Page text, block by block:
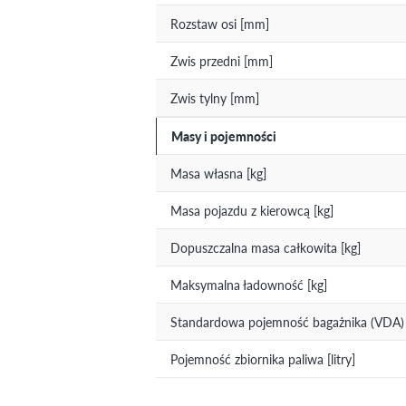
Rozstaw osi [mm]
Zwis przedni [mm]
Zwis tylny [mm]
Masy i pojemności
Masa własna [kg]
Masa pojazdu z kierowcą [kg]
Dopuszczalna masa całkowita [kg]
Maksymalna ładowność [kg]
Standardowa pojemność bagażnika
Pojemność zbiornika paliwa [litry]